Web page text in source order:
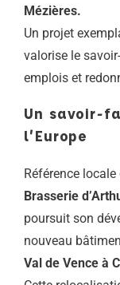
Mézières.
Un projet
valorise le
emplois et
Un savoir-
l’Europe
Référence
Brasserie
poursuit son
nouveau
Val de Vence à